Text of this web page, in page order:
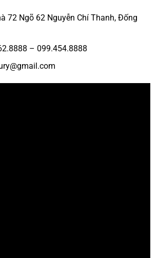
72 Ngõ 62 Nguyễn Chí Thanh, Đống
– 099.454.8888